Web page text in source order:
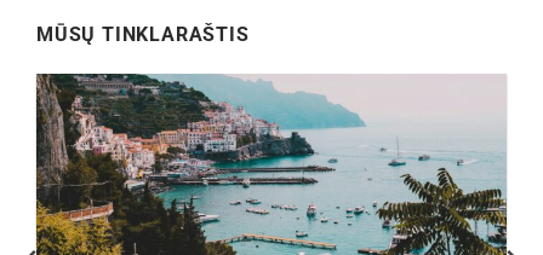
MŪSŲ TINKLARAŠTIS